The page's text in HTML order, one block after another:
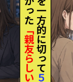
NG行動 彼女 イ